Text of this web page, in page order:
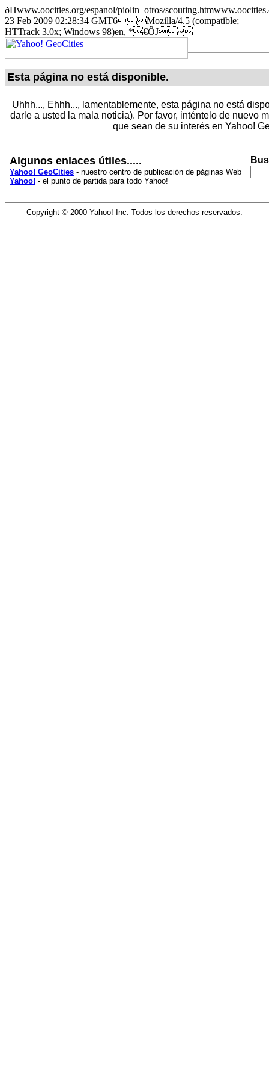
ðHwww.oocities.org/espanol/piolin_otros/
23 Feb 2009 02:28:34 GMT6Mozilla/4.5 (compatible;
HTTrack 3.0x; Windows 98)en, *€ÔJ~
Esta página no está disponible.
Uhhh..., Ehhh..., lamentablemente, esta página no está
darle a usted la mala noticia). Por favor, inténtelo de nuevo
que sean de su interés en Yahoo!
Algunos enlaces útiles.....
Yahoo! GeoCities - nuestro centro de publicación de páginas Web
Yahoo! - el punto de partida para todo Yahoo!
Copyright © 2000 Yahoo! Inc. Todos los derechos reservados.